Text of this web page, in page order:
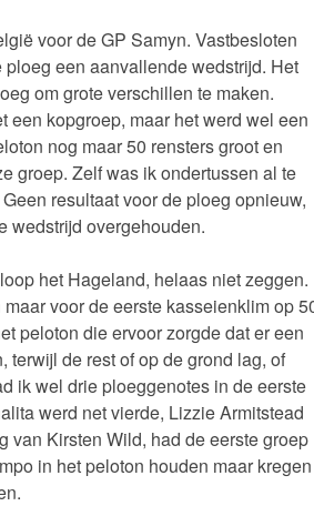
voor de GP Samyn. Vastbesloten
ploeg een aanvallende wedstrijd. Het
om grote verschillen te maken.
kopgroep, maar het werd wel een
nog maar 50 rensters groot en
groep. Zelf was ik ondertussen al te
resultaat voor de ploeg opnieuw,
wedstrijd overgehouden.
het Hageland, helaas niet zeggen.
voor de eerste kasseienklim op
peloton die ervoor zorgde dat er een
terwijl de rest of op de grond lag, of
ik wel drie ploeggenotes in de eerste
werd net vierde, Lizzie Armitstead
van Kirsten Wild, had de eerste groep
in het peloton houden maar kregen